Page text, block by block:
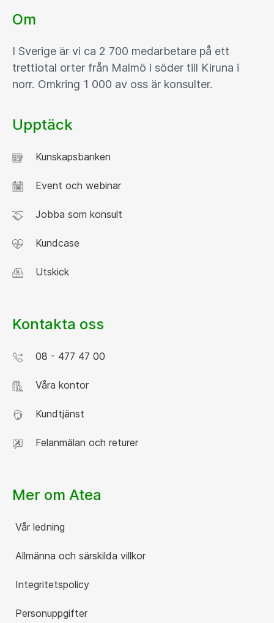
Om
I Sverige är vi ca 2 700 medarbetare på ett
trettiotal orter från Malmö i söder till Kiruna i
norr. Omkring 1 000 av oss är konsulter.
Upptäck
Kunskapsbanken
Event och webinar
Jobba som konsult
Kundcase
Utskick
Kontakta oss
08 - 477 47 00
Våra kontor
Kundtjänst
Felanmälan och returer
Mer om Atea
Vår ledning
Allmänna och särskilda villkor
Integritetspolicy
Personuppgifter